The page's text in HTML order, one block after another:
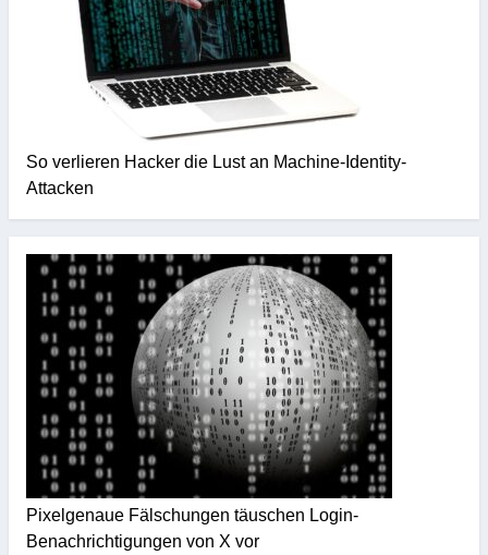
So verlieren Hacker die Lust an Machine-Identity-
Attacken
Pixelgenaue Fälschungen täuschen Login-
Benachrichtigungen von X vor